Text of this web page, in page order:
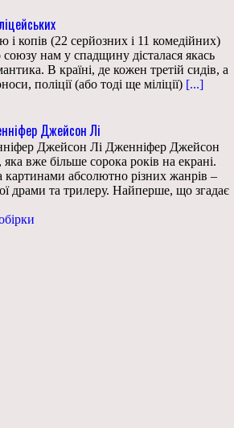
і копів (22 серйозних і 11 комедійних)
нам у спадщину дісталася якась
В країні, де кожен третій сидів, а
поліції (або тоді ще міліції) [...]
Джейсон Лі
Джейсон Лі Дженніфер Джейсон
вже більше сорока років на екрані.
картинами абсолютно різних жанрів –
драми та трилеру. Найперше, що згадає